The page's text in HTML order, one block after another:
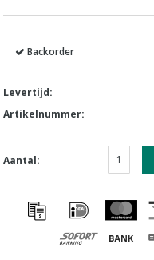
Backorder
Levertijd:
Artikelnummer:
Aantal: